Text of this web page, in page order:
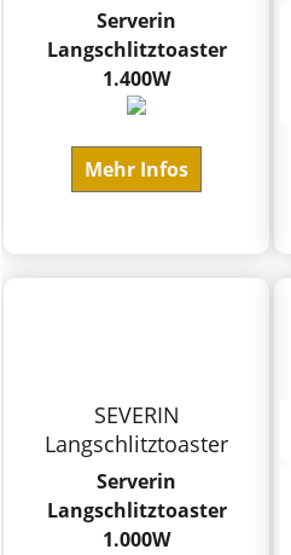
Serverin
Langschlitztoaster
1.400W
Mehr Infos
SEVERIN
Langschlitztoaster
Serverin
Langschlitztoaster
1.000W